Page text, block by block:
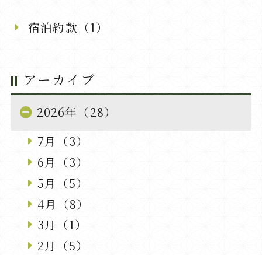
宿泊約款（1）
アーカイブ
2026年（28）
7月（3）
6月（3）
5月（5）
4月（8）
3月（1）
2月（5）